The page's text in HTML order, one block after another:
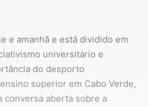
e amanhã e está dividido em
universitário e
do desporto
superior em Cabo Verde,
conversa aberta sobre a